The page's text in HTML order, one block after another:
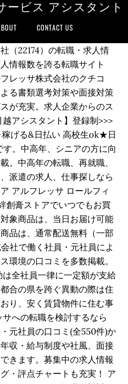
ービス アシスタント
CONTACT US
（22174）の転職・求人情
情報数を誇る転職サイト
レッサ株式会社のクチコ
る書類選考対策や面接対策
が充実。求人企業からのス
アシスタント】登録制>>>
げる&日払い 高校生ok★日
。中高年、シニアの方に向
。中高年の転職、再就職、
派遣の求人、仕事探しなら
アルフレッサ ロールフィ
創膏ストアでいつでもお買
象商品は、当日お届け可能
品は、通常配送無料（一部
社で働く社員・元社員によ
環境の口コミを多数掲載。
は全社員一律に一定額が支給
合の県を跨ぐ異動の際は住
り、安く賃貸物件に住む事
への転職を検討するなら
・元社員の口コミ(全550件)か
収・給与制度や社風、面接
きます。募集中の求人情報
・評点チャートも充実！ ア